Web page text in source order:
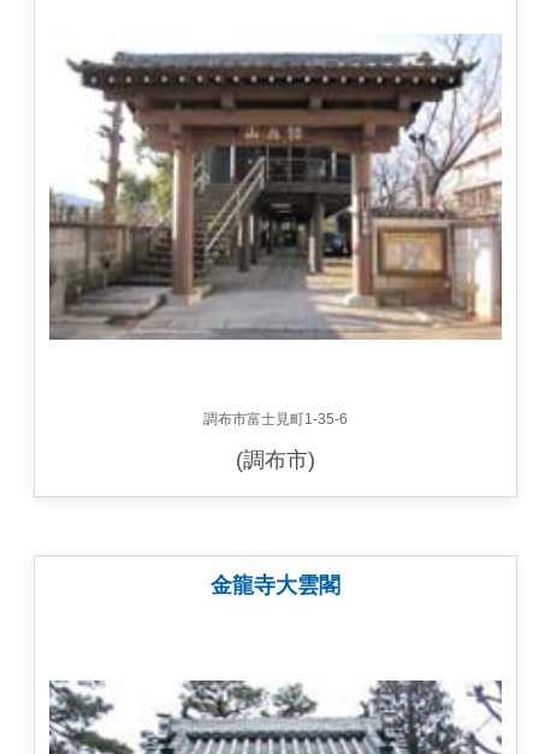
調布市富士見町1-35-6
(調布市)
金龍寺大雲閣